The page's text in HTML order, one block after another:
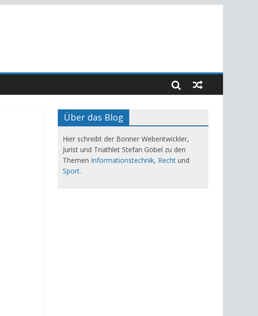
Über das Blog
Hier schreibt der Bonner Webentwickler,
Jurist und Triathlet Stefan Göbel zu den
Themen Informationstechnik, Recht und
Sport.